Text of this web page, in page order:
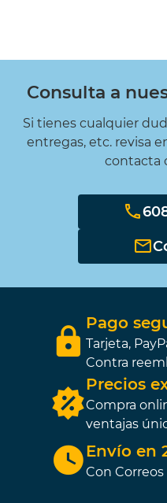
Consulta a
Si tienes cualquier
entregas, etc. revisa
contacta
Pago
Tarjeta,
Contra
Precios
Compra
ventajas
Envío en
Con Correos